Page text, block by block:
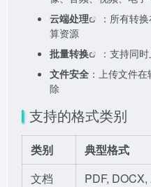
云端处理
：所有转
算资源
批量转换
：支持同
文件安全 ：上传文件
除
支持的格式类别
类别
典型格式
文档
PDF,